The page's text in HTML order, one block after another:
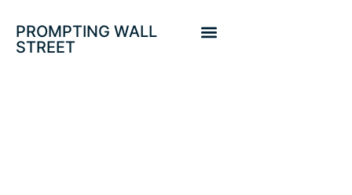
PROMPTING WALL
STREET